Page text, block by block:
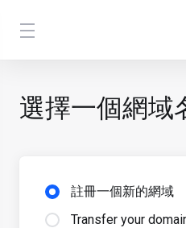
選擇一個網域
註冊一個新的網域
Transfer your